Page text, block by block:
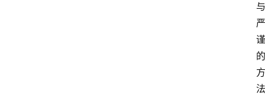
与
严
谨
的
方
法